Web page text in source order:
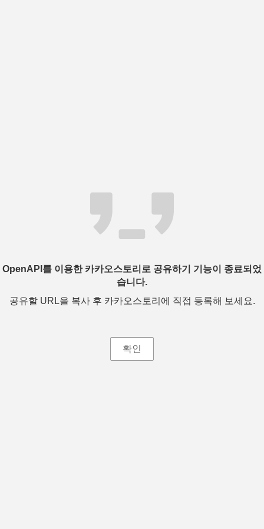
OpenAPI를 이용한 카카오스토리로 공유하기 기능이 종료되었
습니다.
공유할 URL을 복사 후 카카오스토리에 직접 등록해 보세요.
확인